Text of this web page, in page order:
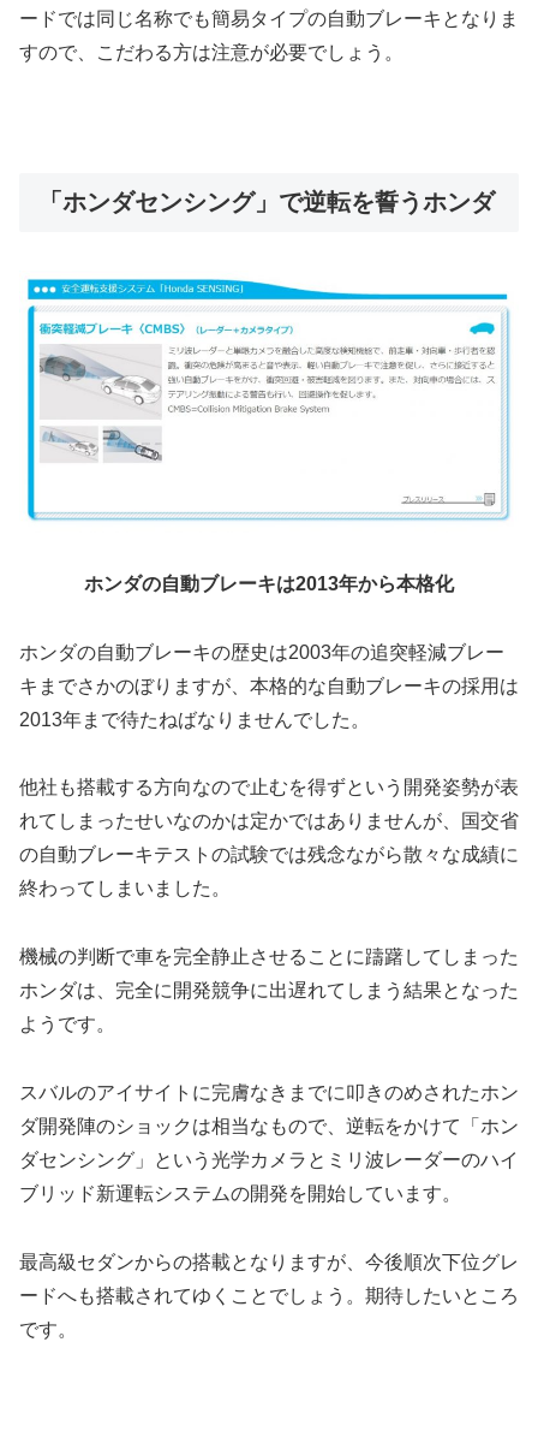
ードでは同じ名称でも簡易タイプの自動ブレーキとなりま
すので、こだわる方は注意が必要でしょう。
「ホンダセンシング」で逆転を誓うホンダ
ホンダの自動ブレーキは2013年から本格化
ホンダの自動ブレーキの歴史は2003年の追突軽減ブレー
キまでさかのぼりますが、本格的な自動ブレーキの採用は
2013年まで待たねばなりませんでした。
他社も搭載する方向なので止むを得ずという開発姿勢が表
れてしまったせいなのかは定かではありませんが、国交省
の自動ブレーキテストの試験では残念ながら散々な成績に
終わってしまいました。
機械の判断で車を完全静止させることに躊躇してしまった
ホンダは、完全に開発競争に出遅れてしまう結果となった
ようです。
スバルのアイサイトに完膚なきまでに叩きのめされたホン
ダ開発陣のショックは相当なもので、逆転をかけて「ホン
ダセンシング」という光学カメラとミリ波レーダーのハイ
ブリッド新運転システムの開発を開始しています。
最高級セダンからの搭載となりますが、今後順次下位グレ
ードへも搭載されてゆくことでしょう。期待したいところ
です。